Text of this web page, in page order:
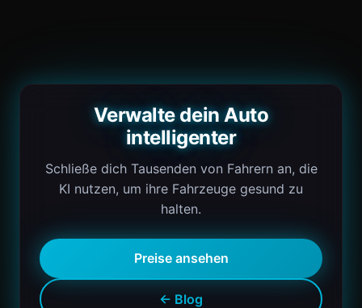
Verwalte dein Auto
intelligenter
Schließe dich Tausenden von Fahrern an, die
KI nutzen, um ihre Fahrzeuge gesund zu
halten.
Preise ansehen
← Blog